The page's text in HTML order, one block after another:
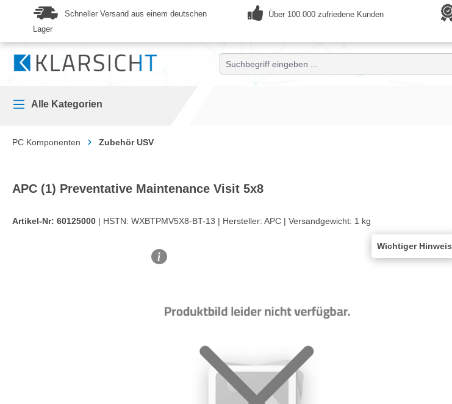
Zur Hauptnavigation springen
Schneller Versand aus einem deutschen
Lager
Über 100.000 zufriedene Kunden
Alle Kategorien
PC Komponenten Zubehör USV
APC (1) Preventative Maintenance Visit 5x8
Artikel-Nr: 60125000 | HSTN: WXBTPMV5X8-BT-13 | Hersteller: APC | Versandgewicht: 1 kg
Wichtiger Hinweis